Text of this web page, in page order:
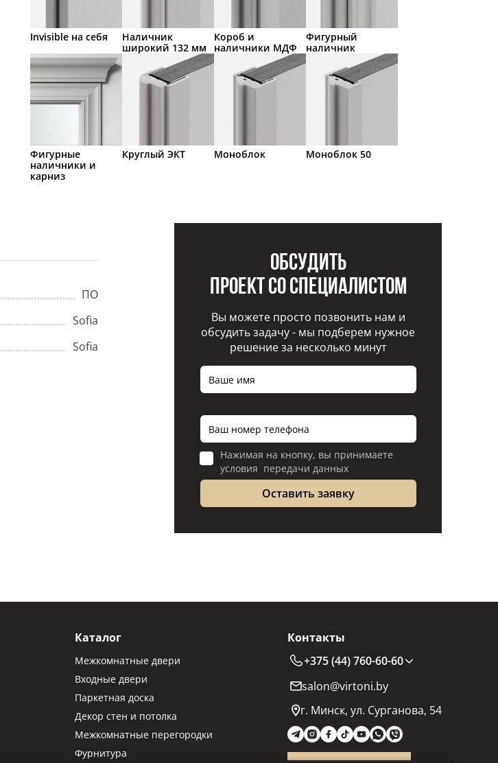
Invisible на себя
Наличник
широкий 132 мм
Короб и
наличники МДФ
Фигурный
наличник
Фигурные
наличники и
карниз
Круглый ЭКТ Моноблок Моноблок 50
ПО
Sofia
Sofia
Обсудить
проект со специалистом
Вы можете просто позвонить нам и
обсудить задачу - мы подберем нужное
решение за несколько минут
Нажимая на кнопку, вы принимаете
условия передачи данных
Каталог
Межкомнатные двери
Входные двери
Паркетная доска
Декор стен и потолка
Межкомнатные перегородки
Фурнитура
Контакты
+375 (44) 760-60-60
salon@virtoni.by
г. Минск, ул. Сурганова, 54